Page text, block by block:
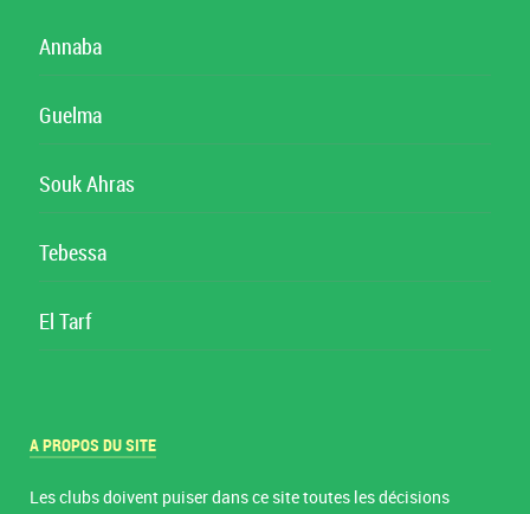
Annaba
Guelma
Souk Ahras
Tebessa
El Tarf
A PROPOS DU SITE
Les clubs doivent puiser dans ce site toutes les décisions